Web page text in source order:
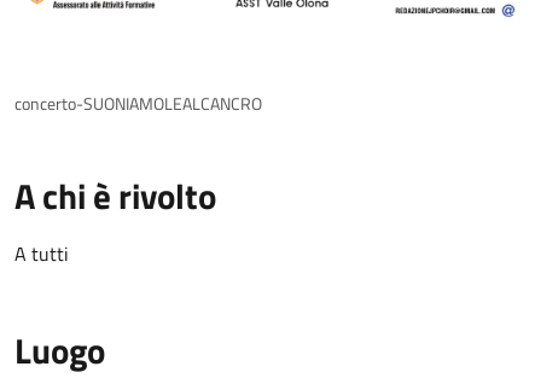
concerto-SUONIAMOLEALCANCRO
A chi è rivolto
A tutti
Luogo